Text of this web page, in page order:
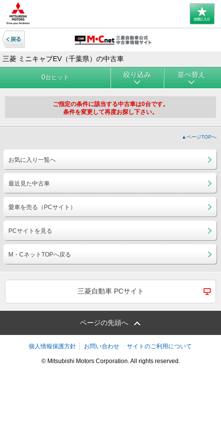
三菱 ミニキャブEV（千葉県）の中古車
0台ヒット 絞り込み 並べ替え
ご指定の条件に該当する中古車は0台です。
条件を変更して再度お探し下さい。
▲ページTOPへ
お気に入り一覧へ
最近見た中古車
愛車を売る（PCサイト）
PCサイトを見る
M・CネットTOPへ戻る
三菱自動車 PCサイト
ページの先頭へ
個人情報保護方針 お問い合わせ サイトのご利用について
© Mitsubishi Motors Corporation. All rights reserved.